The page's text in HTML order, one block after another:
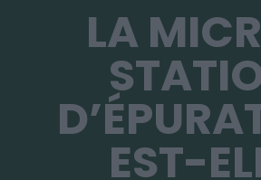
LA
EST-